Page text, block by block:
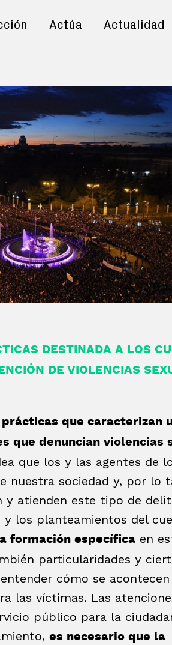
Actúa Actualidad
DESTINADA A LOS
DE VIOLENCIAS
que caracterizan
que denuncian violencias
que los y las agentes de
nuestra sociedad y, por lo
y atienden este tipo de
los planteamientos del
formación específicaen
particularidades y
cómo se
las víctimas. Las
público para la
es necesario que la